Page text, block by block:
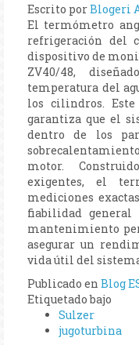
Escrito porBlogeri
El termómetro
refrigeración del
dispositivo de
ZV40/48,
temperatura del
los cilindros.
garantiza que el
dentro de los
motor.
exigentes, el
mediciones
fiabilidad
mantenimiento
asegurar un
vida útil del
Publicado en Blog
Etiquetado bajo
Sulzer
jugoturbina